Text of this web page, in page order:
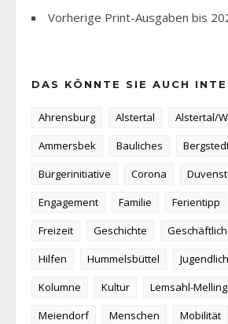
Vorherige Print-Ausgaben bis
DAS KÖNNTE SIE AUCH
Ahrensburg Alstertal
Alstertal/
Ammersbek
Bauliches
Bürgerinitiative
Corona
Engagement
Familie Ferientipp
Freizeit
Geschichte
Hilfen
Hummelsbüttel
Kolumne
Kultur
Lemsahl-
Meiendorf
Menschen Mobilität